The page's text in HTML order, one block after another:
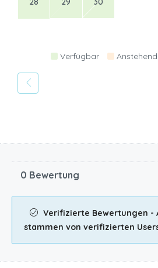
Verfügbar Anstehend
0 Bewertung
Verifizierte Bewertungen -
stammen von verifizierten